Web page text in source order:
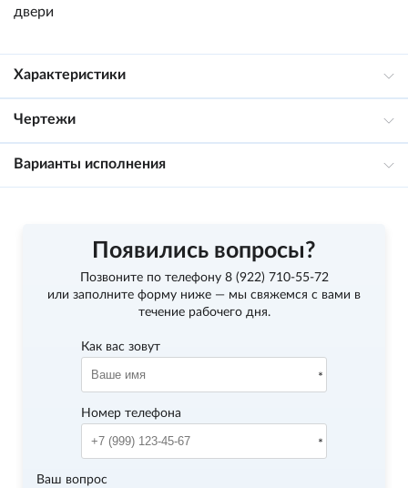
двери
Характеристики
Чертежи
Варианты исполнения
Появились вопросы?
Позвоните по телефону 8 (922) 710-55-72
или заполните форму ниже — мы свяжемся с вами в
течение рабочего дня.
Как вас зовут
Номер телефона
Ваш вопрос